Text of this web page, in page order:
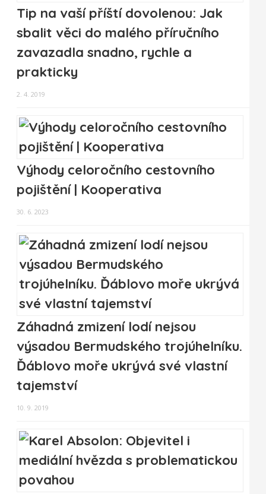
Tip na vaší příští dovolenou: Jak
sbalit věci do malého příručního
zavazadla snadno, rychle a
prakticky
2. 4. 2019
Výhody celoročního cestovního
pojištění | Kooperativa
30. 6. 2023
Záhadná zmizení lodí nejsou
výsadou Bermudského trojúhelníku.
Ďáblovo moře ukrývá své vlastní
tajemství
10. 9. 2019